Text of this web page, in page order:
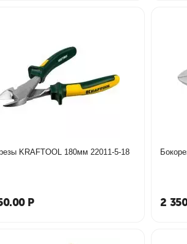
KRAFTOOL 180мм 22011-5-18
Р 2